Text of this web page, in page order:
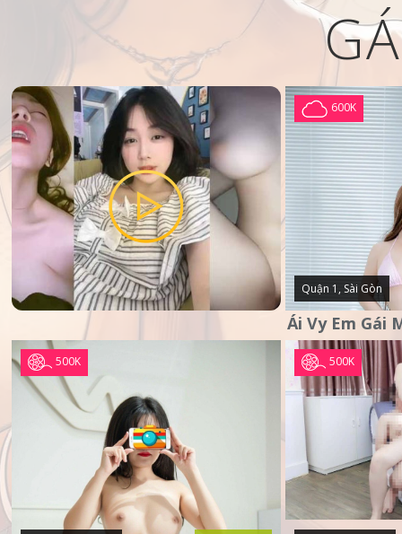
600K
Quận 1, Sài Gòn
500K 500K